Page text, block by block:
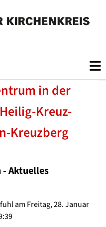
in der
Kreuz-
Kreuzberg
Aktuelles
am Freitag, 28. Januar